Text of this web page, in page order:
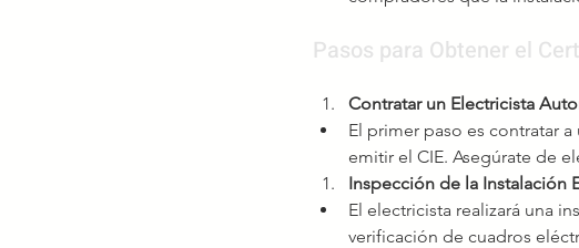
Pasos para Obtener el
Contratar un Electricista
El primer paso es contratar
emitir el CIE. Asegúrate de
Inspección de la Instalación
El electricista realizará una
verificación de cuadros